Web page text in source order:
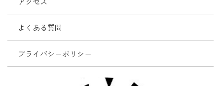
よくある質問
プライバシーポリシー